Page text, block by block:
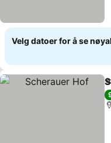
Velg datoer for å se